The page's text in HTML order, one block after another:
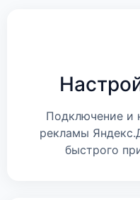
Подключение и
рекламы
быстрого